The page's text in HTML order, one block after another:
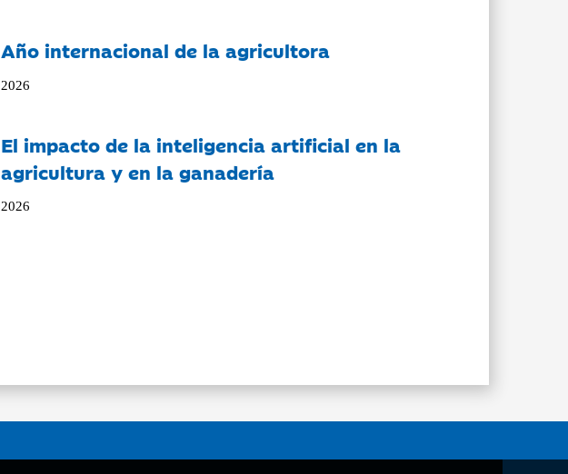
Año internacional de la agricultora
2026
El impacto de la inteligencia artificial en la
agricultura y en la ganadería
2026